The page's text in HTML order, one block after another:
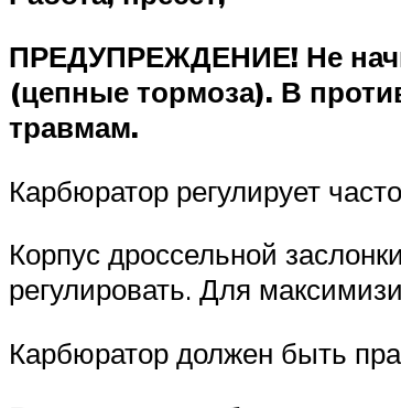
ПРЕДУПРЕЖДЕНИЕ! Не
(цепные тормоза). В
травмам.
Карбюратор регулирует
Корпус дроссельной
регулировать. Для
Карбюратор должен быть